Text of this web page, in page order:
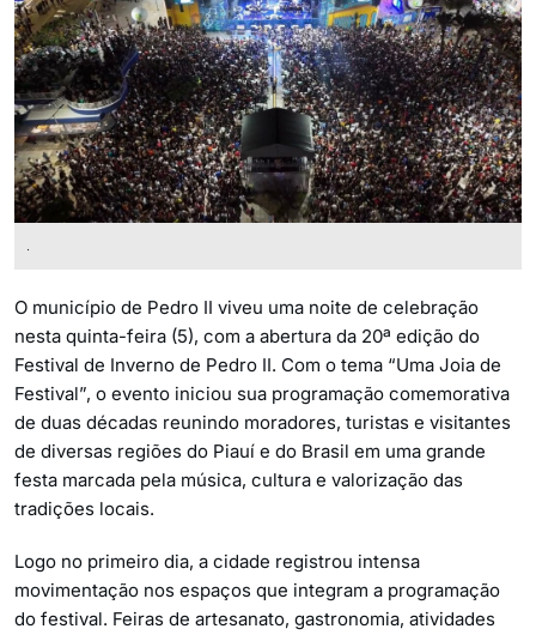
.
O município de Pedro II viveu uma noite de celebração
nesta quinta-feira (5), com a abertura da 20ª edição do
Festival de Inverno de Pedro II. Com o tema “Uma Joia de
Festival”, o evento iniciou sua programação comemorativa
de duas décadas reunindo moradores, turistas e visitantes
de diversas regiões do Piauí e do Brasil em uma grande
festa marcada pela música, cultura e valorização das
tradições locais.
Logo no primeiro dia, a cidade registrou intensa
movimentação nos espaços que integram a programação
do festival. Feiras de artesanato, gastronomia, atividades